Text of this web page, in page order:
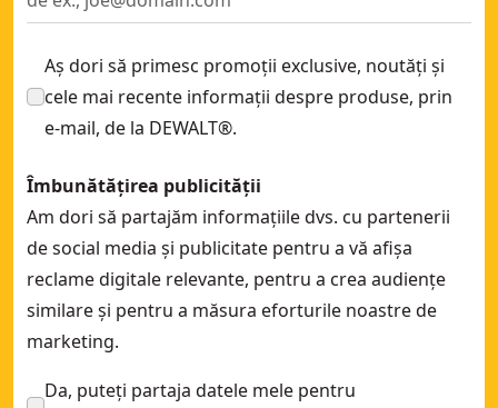
NIVEL LASER ROTATIV - ROȘU
Aș dori să primesc promoții exclusive, noutăți și
cele mai recente informații despre produse, prin
e-mail, de la DEWALT®.
Îmbunătățirea publicității
Am dori să partajăm informațiile dvs. cu partenerii
de social media și publicitate pentru a vă afișa
reclame digitale relevante, pentru a crea audiențe
similare și pentru a măsura eforturile noastre de
marketing.
Da, puteți partaja datele mele pentru